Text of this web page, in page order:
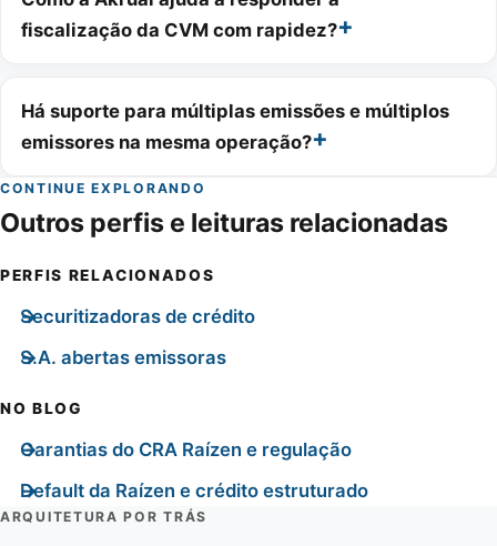
fiscalização da CVM com rapidez?
Há suporte para múltiplas emissões e múltiplos
emissores na mesma operação?
CONTINUE EXPLORANDO
Outros perfis e leituras relacionadas
PERFIS RELACIONADOS
Securitizadoras de crédito
S.A. abertas emissoras
NO BLOG
Garantias do CRA Raízen e regulação
Default da Raízen e crédito estruturado
ARQUITETURA POR TRÁS